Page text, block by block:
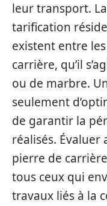
leur transport.
tarification
existent entre
carrière, qu’il
ou de marbre.
seulement
de garantir la
réalisés. Évaluer
pierre de
tous ceux qui
travaux liés à la